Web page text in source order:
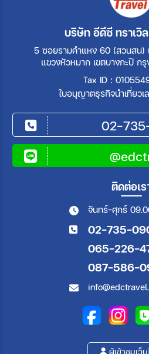
บริษัท อีดีซี ทราเวิ
5 ซอยรามคำแหง 60 (สวนสน)
แขวงหัวหมาก เขตบางกะปิ ก
Tax ID :
ใบอนุญาตธุรกิจนำเที่ยว
02-
ติดต่อเร
จันทร์-ศุกร์
02-735-
065-226-
087-586-
ผู้เข้าชมเว็บ